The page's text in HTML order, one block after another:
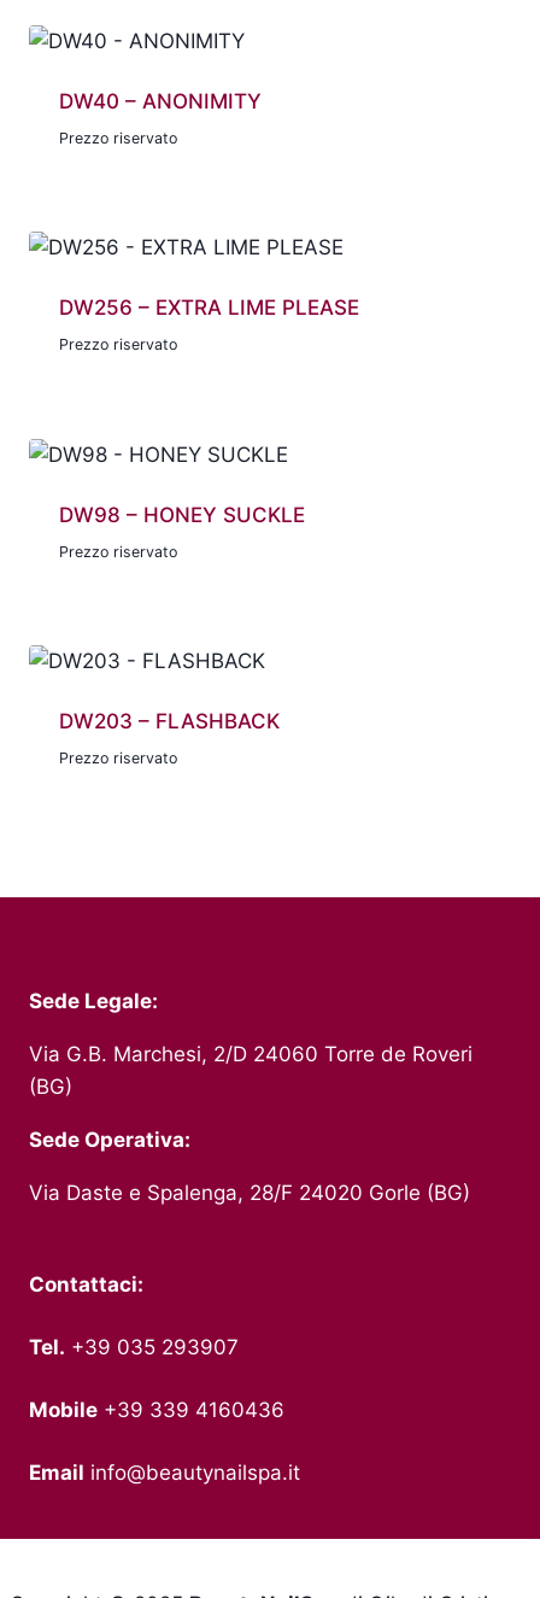
DW40 – ANONIMITY
Prezzo riservato
DW256 – EXTRA LIME PLEASE
Prezzo riservato
DW98 – HONEY SUCKLE
Prezzo riservato
DW203 – FLASHBACK
Prezzo riservato
Sede Legale:
Via G.B. Marchesi, 2/D 24060 Torre de Roveri
(BG)
Sede Operativa:
Via Daste e Spalenga, 28/F 24020 Gorle (BG)
Contattaci:
Tel. +39 035 293907
Mobile +39 339 4160436
Email info@beautynailspa.it